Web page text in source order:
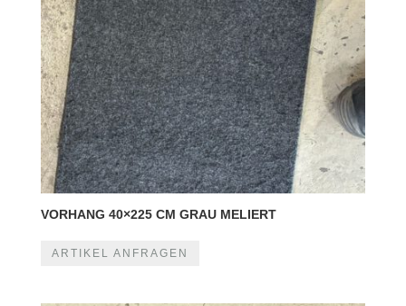
VORHANG 40×225 CM GRAU MELIERT
ARTIKEL ANFRAGEN